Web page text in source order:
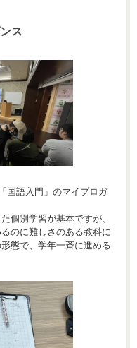
ス
国語入門」のマイプロガ
個別学習が基本ですが、
のに難しさのある教科に
態で、学年一斉に進める